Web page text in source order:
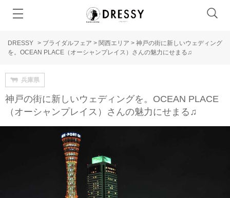
DRESSY > ブライダルフェア > 関西エリア > 神戸の街に新しいウェディング
を。OCEAN PLACE（オーシャンプレイス）さんの魅力にせまる♫
兵庫県
神戸の街に新しいウェディングを。OCEAN PLACE
（オーシャンプレイス）さんの魅力にせまる♫